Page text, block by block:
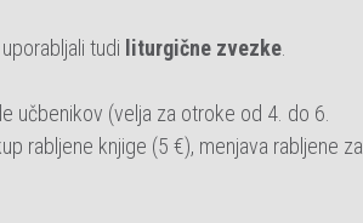
tudi liturgične zvezke.
učbenikov (velja za otroke od 4. do 6.
rabljene knjige (5 €), menjava rabljene za